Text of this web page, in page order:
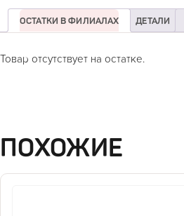
ОСТАТКИ В ФИЛИАЛАХ ДЕТАЛИ
Товар отсутствует на остатке.
ПОХОЖИЕ